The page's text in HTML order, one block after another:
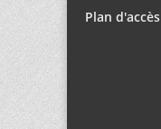
Plan d'accès